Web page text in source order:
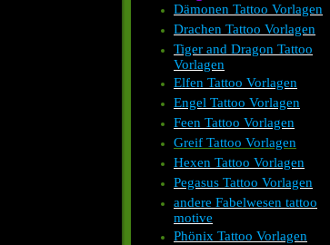
Dämonen Tattoo Vorlagen
Drachen Tattoo Vorlagen
Tiger and Dragon Tattoo
Vorlagen
Elfen Tattoo Vorlagen
Engel Tattoo Vorlagen
Feen Tattoo Vorlagen
Greif Tattoo Vorlagen
Hexen Tattoo Vorlagen
Pegasus Tattoo Vorlagen
andere Fabelwesen tattoo
motive
Phönix Tattoo Vorlagen